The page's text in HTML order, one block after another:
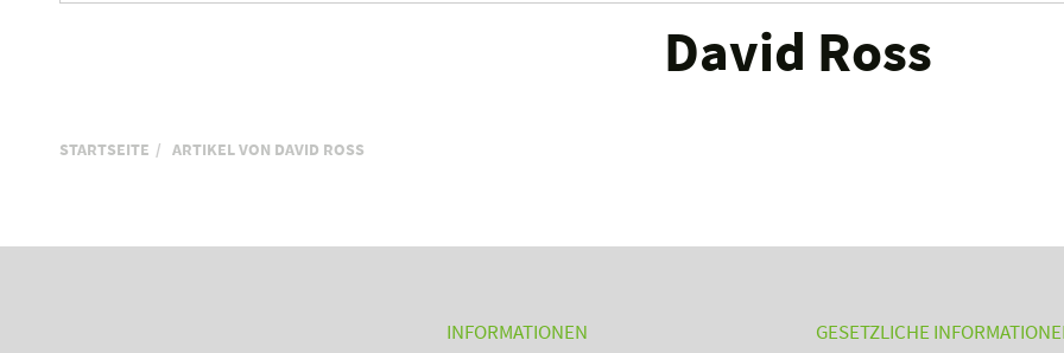
David Ross
STARTSEITE ARTIKEL VON DAVID ROSS
INFORMATIONEN GESETZLICHE